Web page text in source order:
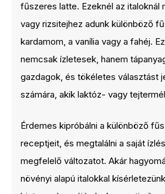
fűszeres latte. Ezeknél az italoknál
vagy rizsitejhez adunk különböző
kardamom, a vanília vagy a fahéj.
nemcsak ízletesek, hanem
gazdagok, és tökéletes választást
számára, akik laktóz- vagy
Érdemes kipróbálni a különböző
receptjeit, és megtalálni a saját
megfelelő változatot. Akár
növényi alapú italokkal